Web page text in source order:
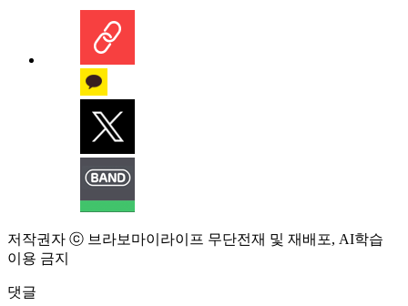
저작권자 ⓒ 브라보마이라이프 무단전재 및 재배포, AI학습
이용 금지
댓글